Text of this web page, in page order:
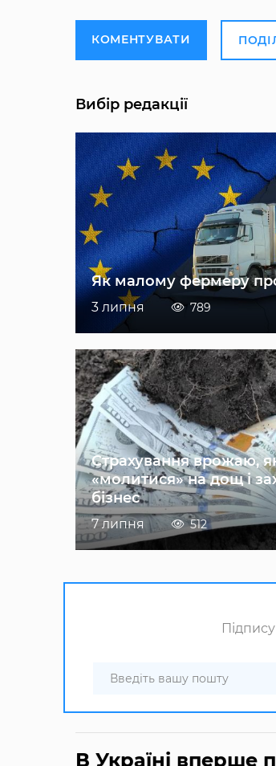
КОМЕНТУВАТИ
Вибір редакції
Як малому фермеру
3 липня 789
Страхування врожаю,
«молитися» на дощ і
бізнес
7 липня 512
В Україні вперше